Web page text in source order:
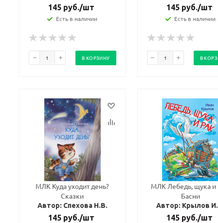
145 руб./шт
Есть в наличии
В КОРЗИНУ
145руб./шт
Есть в наличии
В
МЛК Куда уходит день?
Сказки
Автор: Спехова Н.В.
145 руб./шт
МЛК Лебедь, щука и
Басни
Автор: Крылов
145руб./шт